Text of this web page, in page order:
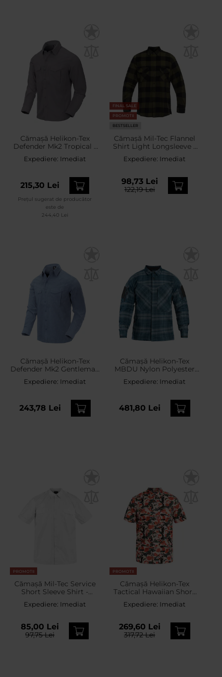
Cămașă Helikon-Tex
Defender Mk2 Tropical -
Castle Rock
Expediere: Imediat
215,30 Lei
Prețul sugerat de producător
este de
244,40 Lei
FINAL SALE
PROMOTII
BESTSELLER
Cămașă Mil-Tec Flannel
Shirt Light Longsleeve -
Black/Olive
Expediere: Imediat
98,73 Lei
122,19 Lei
Cămașă Helikon-Tex
Defender Mk2 Gentleman
- Light Blue
Expediere: Imediat
243,78 Lei
Cămașă Helikon-Tex
MBDU Nylon Polyester
Blend - Western Blue
Plaid
Expediere: Imediat
481,80 Lei
PROMOTII
Cămașă Mil-Tec Service
Short Sleeve Shirt -
White
Expediere: Imediat
85,00 Lei
97,75 Lei
PROMOTII
Cămașă Helikon-Tex
Tactical Hawaiian Short
Sleeve - Cassino
Expediere: Imediat
269,60 Lei
317,72 Lei